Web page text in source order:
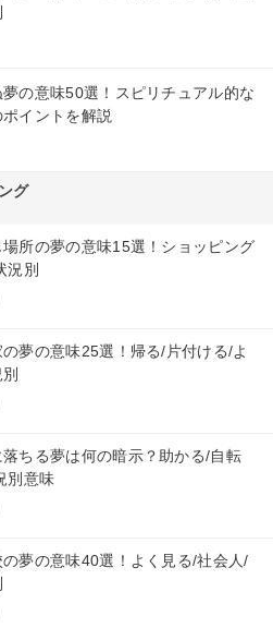
夢の意味50選！スピリチュアル的な
イントを解説
グ
場所の夢の意味15選！ショッピング
況別
の夢の意味25選！帰る/片付ける/よ
落ちる夢は何の暗示？助かる/自転
別意味
の夢の意味40選！よく見る/社会人/